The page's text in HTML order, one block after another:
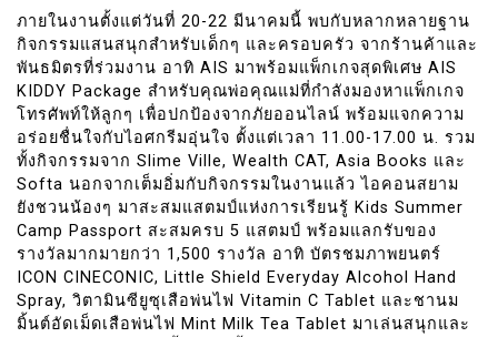
ภายในงานตั้งแต่วันที่ 20-22 มีนาคมนี้ พบกับหลากหลายฐาน
กิจกรรมแสนสนุกสำหรับเด็กๆ และครอบครัว จากร้านค้าและ
พันธมิตรที่ร่วมงาน อาทิ AIS มาพร้อมแพ็กเกจสุดพิเศษ AIS
KIDDY Package สำหรับคุณพ่อคุณแม่ที่กำลังมองหาแพ็กเกจ
โทรศัพท์ให้ลูกๆ เพื่อปกป้องจากภัยออนไลน์ พร้อมแจกความ
อร่อยชื่นใจกับไอศกรีมอุ่นใจ ตั้งแต่เวลา 11.00-17.00 น. รวม
ทั้งกิจกรรมจาก Slime Ville, Wealth CAT, Asia Books และ
Softa นอกจากเต็มอิ่มกับกิจกรรมในงานแล้ว ไอคอนสยาม
ยังชวนน้องๆ มาสะสมแสตมป์แห่งการเรียนรู้ Kids Summer
Camp Passport สะสมครบ 5 แสตมป์ พร้อมแลกรับของ
รางวัลมากมายกว่า 1,500 รางวัล อาทิ บัตรชมภาพยนตร์
ICON CINECONIC, Little Shield Everyday Alcohol Hand
Spray, วิตามินซียูซุเสือพ่นไฟ Vitamin C Tablet และชานม
มิ้นต์อัดเม็ดเสือพ่นไฟ Mint Milk Tea Tablet มาเล่นสนุกและ